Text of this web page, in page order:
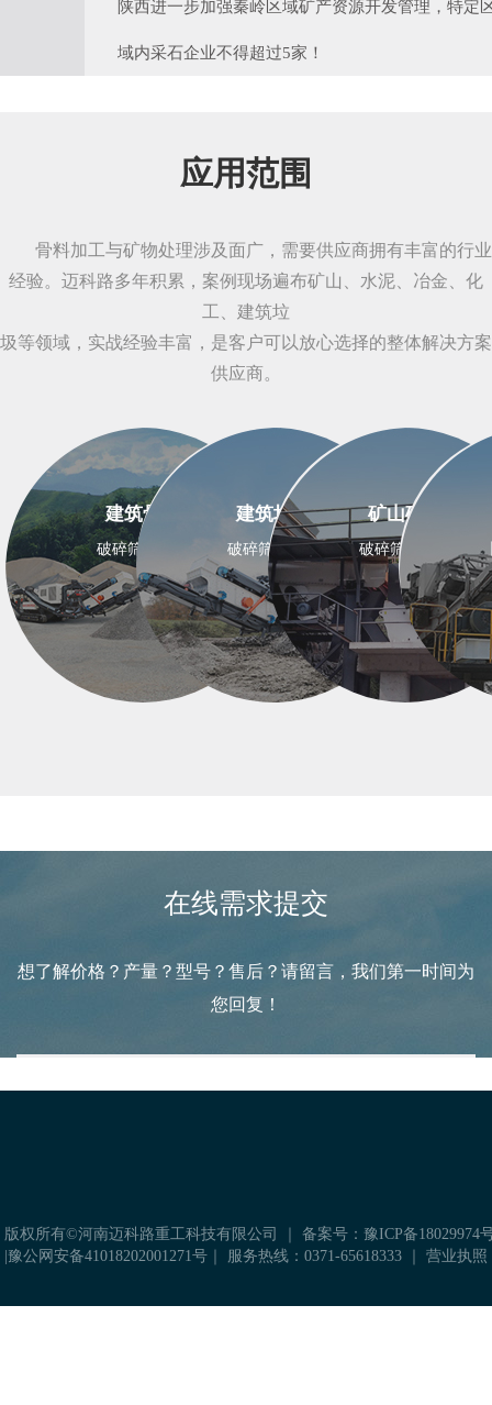
陕西进一步加强秦岭区域矿产资源开发管理，特定
域内采石企业不得超过5家！
应用范围
骨料加工与矿物处理涉及面广，需要供应商拥有丰富的行业
经验。迈科路多年积累，案例现场遍布矿山、水泥、冶金、化
工、建筑垃
圾等领域，实战经验丰富，是客户可以放心选择的整体解决方案
供应商。
建筑骨料
破碎筛分设备
建筑垃圾
破碎筛分设备
矿山矿石
破碎筛分设备
在线需求提交
想了解价格？产量？型号？售后？请留言，我们第一时间为
您回复！
版权所有©河南迈科路重工科技有限公司 ｜ 备案号：豫ICP备18029974
豫公网安备41018202001271号 ｜ 服务热线：0371-65618333 ｜ 营业执照